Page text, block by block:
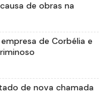
de obras na
de Corbélia e
de nova chamada